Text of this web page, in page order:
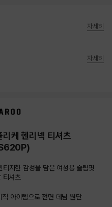
자세히
자세히
케 헨리넥 티셔츠
지한 감성을 담은 여성용 슬림핏
티셔츠
아이템으로 전면 데님 원단